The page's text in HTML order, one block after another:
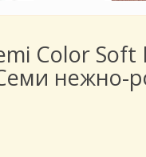
Color Soft
нежно-